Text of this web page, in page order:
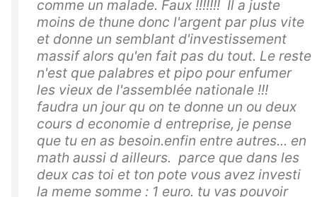
comme un malade. Faux !!!!!!! Il a juste
moins de thune donc l'argent par plus vite
et donne un semblant d'investissement
massif alors qu'en fait pas du tout. Le reste
n'est que palabres et pipo pour enfumer
les vieux de l'assemblée nationale !!!
faudra un jour qu on te donne un ou deux
cours d economie d entreprise, je pense
que tu en as besoin.enfin entre autres... en
math aussi d ailleurs. parce que dans les
deux cas toi et ton pote vous avez investi
la meme somme : 1 euro. tu vas pouvoir